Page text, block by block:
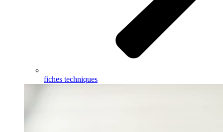
fiches techniques